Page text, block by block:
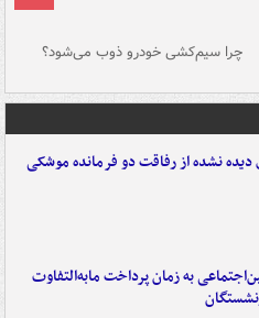
چرا سیم‌کشی خودرو ذوب می‌شود؟
نشده از رفاقت دو فرمانده‌ موشکی
به زمان پرداخت مابه‌التفاوت